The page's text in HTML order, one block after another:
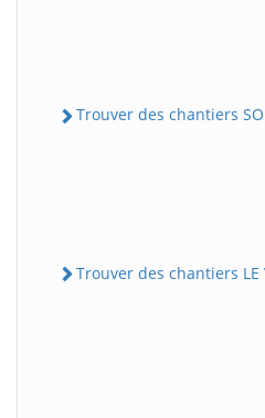
Trouver des chantiers
Trouver des chantiers LE